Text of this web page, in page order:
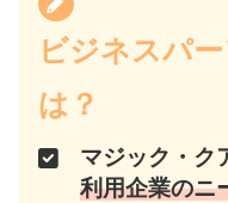
ビジネスパ
は？
マジック・ク
利用企業のニ